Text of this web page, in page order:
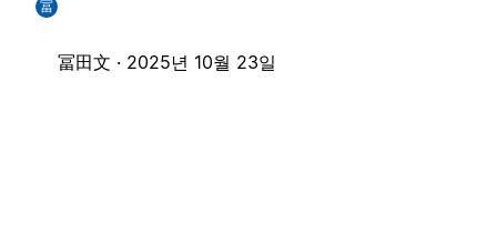
冨
冨田文 · 2025년 10월 23일